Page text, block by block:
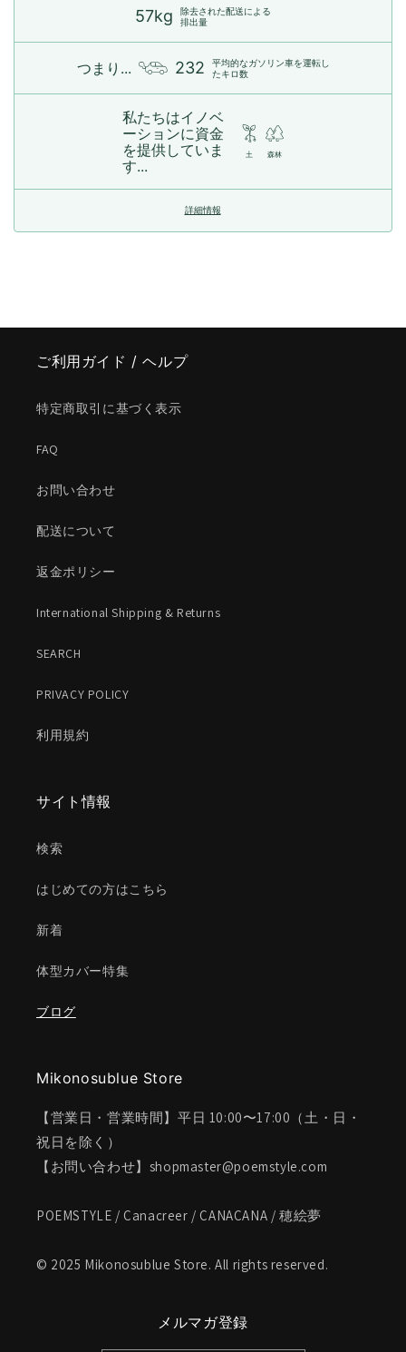
57kg
除去された配送による
排出量
つまり... 232
平均的なガソリン車を運転し
たキロ数
私たちはイノベ
ーションに資金
を提供していま
す...
土 森林
詳細情報
ご利用ガイド / ヘルプ
特定商取引に基づく表示
FAQ
お問い合わせ
配送について
返金ポリシー
International Shipping & Returns
SEARCH
PRIVACY POLICY
利用規約
サイト情報
検索
はじめての方はこちら
新着
体型カバー特集
ブログ
Mikonosublue Store
【営業日・営業時間】平日 10:00〜17:00（土・日・
祝日を除く）
【お問い合わせ】shopmaster@poemstyle.com
POEMSTYLE / Canacreer / CANACANA / 穂絵夢
© 2025 Mikonosublue Store. All rights reserved.
メルマガ登録